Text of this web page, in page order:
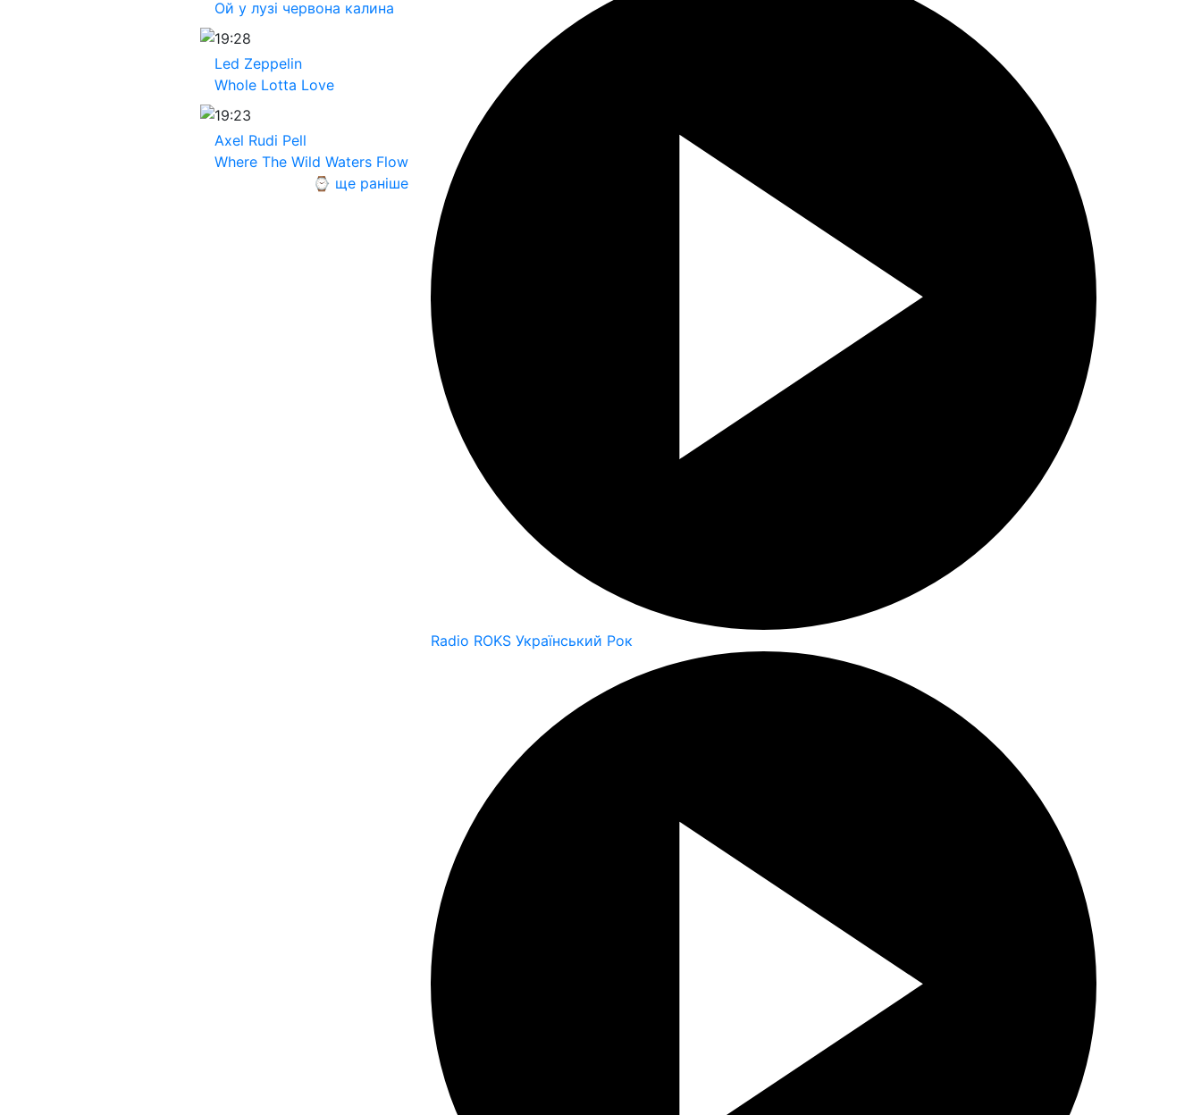
Ой у лузі червона калина
19:28
Led Zeppelin
Whole Lotta Love
19:23
Axel Rudi Pell
Where The Wild Waters Flow
⌚ ще раніше
Radio ROKS Український Рок